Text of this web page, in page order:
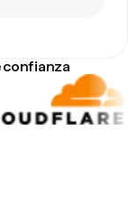
confianza